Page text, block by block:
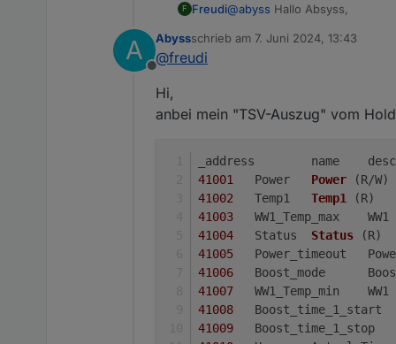
F Freudi@abyss Hallo Absyss,
ich versuche meinen
A
Offline
Abyssschrieb am 7. Juni 2024, 13:43
zuletzt editiert von
@freudi
Hi,
anbei mein "TSV-Auszug" vom
41001
Power (R/W)
41002
Temp1 (R)
41003
41004
Status (R)
41005
Power_timeout
41006
Boost_mode
41007
41008
41009